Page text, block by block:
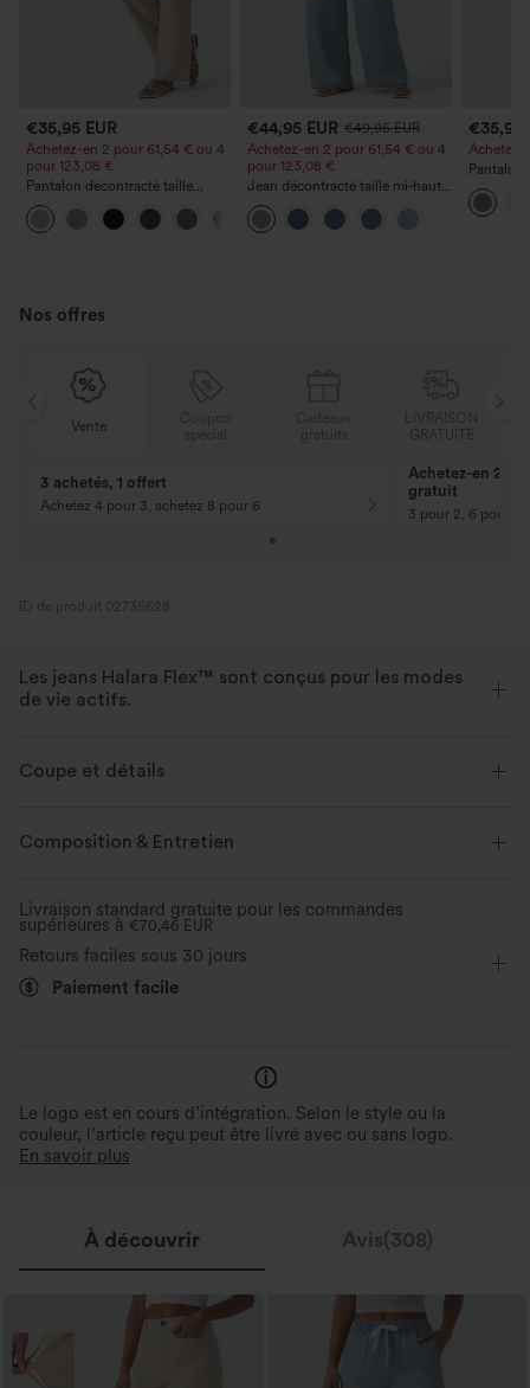
€35,95 EUR
Achetez-en 2 pour 61,54 € ou 4
pour 123,08 €.
Pantalon décontracté taille
haute à jambe droite, effet lin,
avec poches
€44,95 EUR €49,95 EUR
Achetez-en 2 pour 61,54 € ou 4
pour 123,08 €.
Jean décontracté taille mi‑haute,
à cordon de serrage, avec
poches
€35,95
Achetez-
Pantalon
poches
Nos offres
Vente
3 achetés, 1 offert
Achetez 4 pour 3, achetez 8 pour 6
Achetez-en 2,
gratuit
3 pour 2, 6 pour 4,
ID de produit 02735628
Les jeans Halara Flex™ sont conçus pour les modes
de vie actifs.
sport, le denim Halara Flex™ vous offre l'extensibilité et la douceur vous
permettant de bouger librement.
Extensible dans les 4 sens
Aussi confortable qu’un legging Tissu léger
Coupe et détails
Taille plate Poches latérales
Longueur cheville sans pli
Composition & Entretien
Livraison standard gratuite pour les commandes
supérieures à €70,46 EUR
Retours faciles sous 30 jours
Paiement facile
Le logo est en cours d’intégration. Selon le style ou la
couleur, l’article reçu peut être livré avec ou sans logo.
En savoir plus
À découvrir Avis(308)